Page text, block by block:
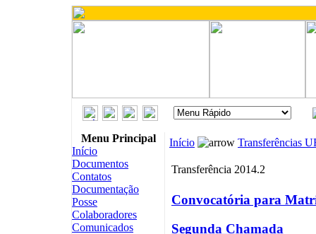
Menu Principal
Início
Documentos
Contatos
Documentação
Posse
Colaboradores
Comunicados
Início Transferências
Transferência 2014.2
Convocatória para
Segunda Chamada